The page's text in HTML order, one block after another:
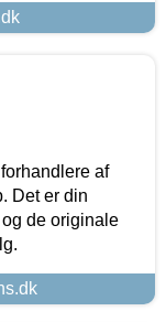
af
Det er din
de originale